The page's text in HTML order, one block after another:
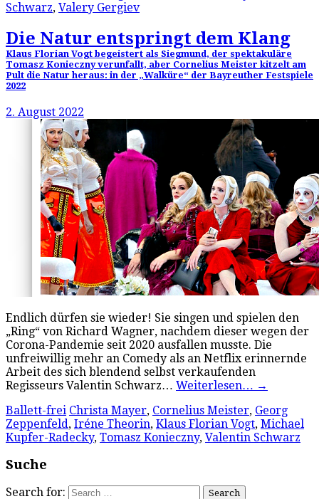
Schwarz, Valery Gergiev
Die Natur entspringt dem Klang
Klaus Florian Vogt begeistert als Siegmund, der spektakuläre
Tomasz Konieczny verunfallt, aber Cornelius Meister kitzelt am
Pult die Natur heraus: in der „Walküre“ der Bayreuther Festspiele
2022
2. August 2022
Endlich dürfen sie wieder! Sie singen und spielen den
„Ring“ von Richard Wagner, nachdem dieser wegen der
Corona-Pandemie seit 2020 ausfallen musste. Die
unfreiwillig mehr an Comedy als an Netflix erinnernde
Arbeit des sich blendend selbst verkaufenden
Regisseurs Valentin Schwarz… Weiterlesen… →
Ballett-frei Christa Mayer, Cornelius Meister, Georg
Zeppenfeld, Iréne Theorin, Klaus Florian Vogt, Michael
Kupfer-Radecky, Tomasz Konieczny, Valentin Schwarz
Suche
Search for: